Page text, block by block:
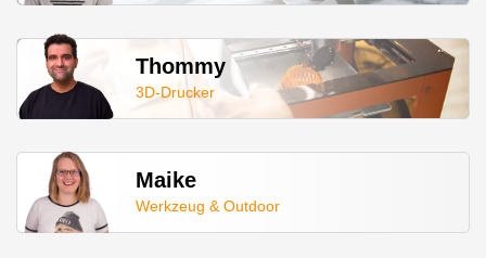
Thommy
3D-Drucker
Maike
Werkzeug & Outdoor